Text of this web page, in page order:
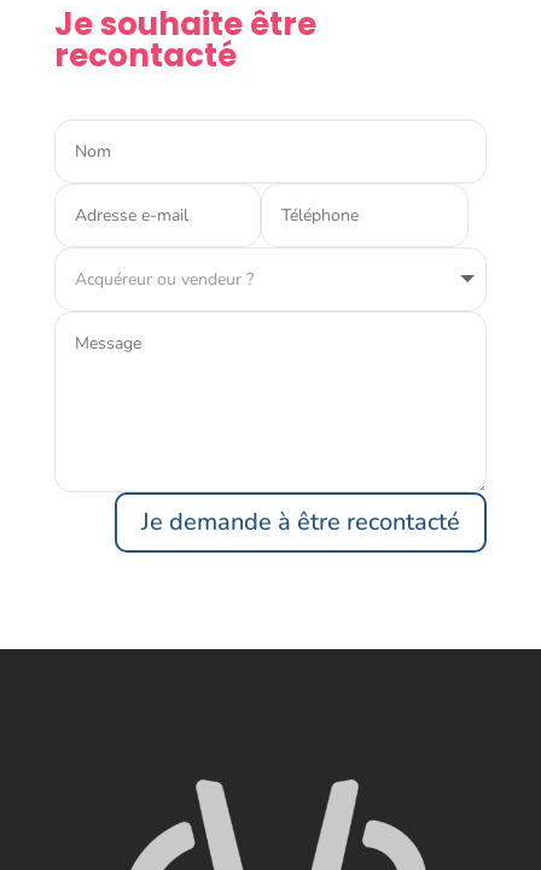
Je souhaite être
recontacté
Je demande à être recontacté